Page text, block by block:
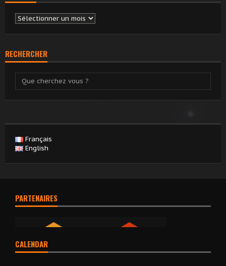
Archives
RECHERCHER
Français
English
PARTENAIRES
CALENDAR